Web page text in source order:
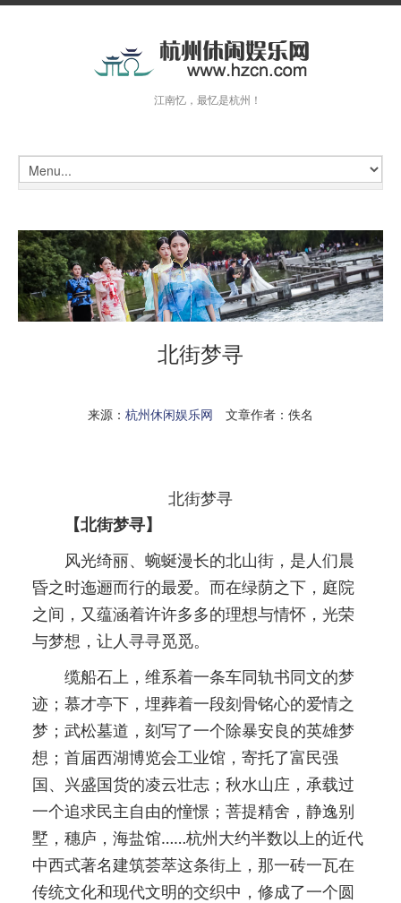
江南忆，最忆是杭州！
北街梦寻
来源： 杭州休闲娱乐网 文章作者：佚名
北街梦寻
【北街梦寻】
风光绮丽、蜿蜒漫长的北山街，是人们晨
昏之时迤逦而行的最爱。而在绿荫之下，庭院
之间，又蕴涵着许许多多的理想与情怀，光荣
与梦想，让人寻寻觅觅。
缆船石上，维系着一条车同轨书同文的梦
迹；慕才亭下，埋葬着一段刻骨铭心的爱情之
梦；武松墓道，刻写了一个除暴安良的英雄梦
想；首届西湖博览会工业馆，寄托了富民强
国、兴盛国货的凌云壮志；秋水山庄，承载过
一个追求民主自由的憧憬；菩提精舍，静逸别
墅，穗庐，海盐馆……杭州大约半数以上的近代
中西式著名建筑荟萃这条街上，那一砖一瓦在
传统文化和现代文明的交织中，修成了一个圆